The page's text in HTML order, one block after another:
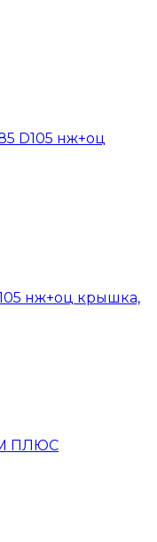
нж+оц крышка,